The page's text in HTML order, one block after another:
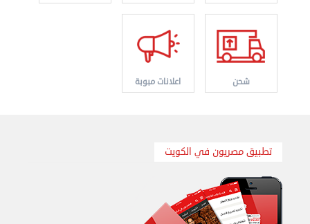
نقل عفش الكويت 50636444 فك وتركيب ايكيا محلي ...
شحن اعلانات مبوبة
تطبيق مصريون في الكويت